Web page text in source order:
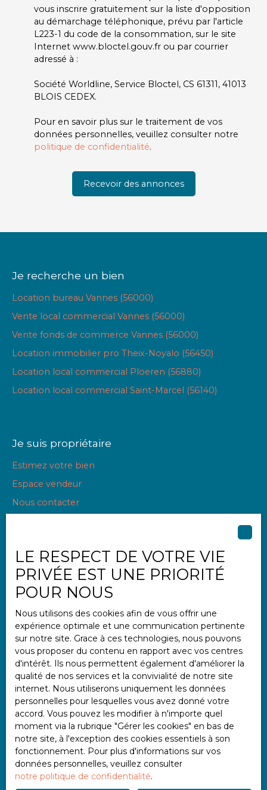
vous inscrire gratuitement sur la liste d'opposition
au démarchage téléphonique, prévu par l'article
L223-1 du code de la consommation, sur le site
Internet www.bloctel.gouv.fr ou par courrier
adressé à :
Société Worldline, Service Bloctel, CS 61311, 41013
BLOIS CEDEX.
Pour en savoir plus sur le traitement de vos
données personnelles, veuillez consulter notre
politique de confidentialité.
Recevoir des annonces
Je recherche un bien
Location bureau Vannes (56000)
Vente local commercial Vannes (56000)
Vente fonds de commerce Vannes (56000)
Location immobilier pro Theix-Noyalo (56450)
Location local commercial Ploeren (56880)
Location local commercial Saint-Marcel (56140)
Je suis propriétaire
Estimez votre bien
Espace vendeur
Nous contacter
Informations
Nos honoraires
Mentions légales
Politique de confidentialité
Plan du site
Gérer les cookies
Propulsé par
+33 2 97 47 11 11
LE RESPECT DE VOTRE VIE
PRIVÉE EST UNE PRIORITÉ
POUR NOUS
Nous utilisons des cookies afin de vous offrir une
expérience optimale et une communication pertinente
sur notre site. Grace à ces technologies, nous pouvons
vous proposer du contenu en rapport avec vos centres
d'intérêt. Ils nous permettent également d'améliorer la
qualité de nos services et la convivialité de notre site
internet. Nous utiliserons uniquement les données
personnelles pour lesquelles vous avez donné votre
accord. Vous pouvez les modifier à n'importe quel
moment via la rubrique ″Gérer les cookies″ en bas de
notre site, à l'exception des cookies essentiels à son
fonctionnement. Pour plus d'informations sur vos
données personnelles, veuillez consulter
notre politique de confidentialité.